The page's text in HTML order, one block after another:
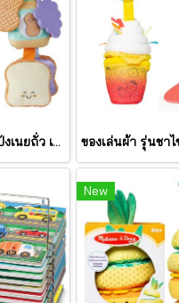
ของเล่นผ้า รุ่นขนมปังเนยถั่ว เขย่ามีเสียง PB&J Take Along Toy รุ่น 30742 ยี่ห้อ Melissa & Doug
New